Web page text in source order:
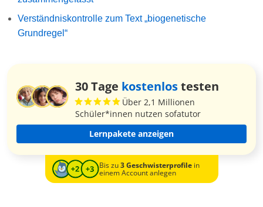
Verständniskontrolle zum Text „biogenetische
Grundregel“
30 Tage kostenlostesten
Über 2,1 Millionen
Schüler*innen nutzen sofatutor
Lernpakete anzeigen
Bis zu3 Geschwisterprofilein
einem Account anlegen